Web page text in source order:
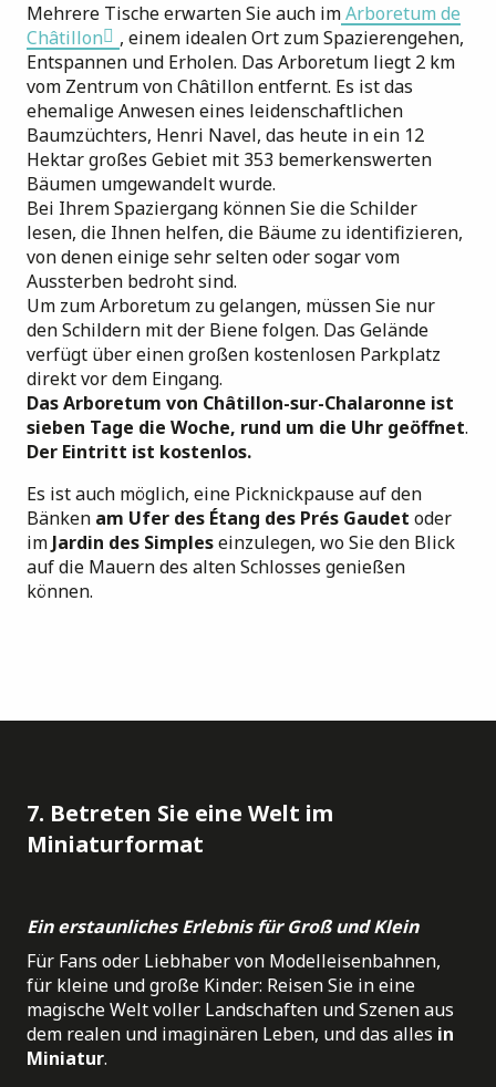
Mehrere Tische erwarten Sie auch imArboretum de
Châtillon
, einem idealen Ort zum Spazierengehen,
Entspannen und Erholen. Das Arboretum liegt 2 km
vom Zentrum von Châtillon entfernt. Es ist das
ehemalige Anwesen eines leidenschaftlichen
Baumzüchters, Henri Navel, das heute in ein 12
Hektar großes Gebiet mit 353 bemerkenswerten
Bäumen umgewandelt wurde.
Bei Ihrem Spaziergang können Sie die Schilder
lesen, die Ihnen helfen, die Bäume zu identifizieren,
von denen einige sehr selten oder sogar vom
Aussterben bedroht sind.
Um zum Arboretum zu gelangen, müssen Sie nur
den Schildern mit der Biene folgen. Das Gelände
verfügt über einen großen kostenlosen Parkplatz
direkt vor dem Eingang.
Das Arboretum von Châtillon-sur-Chalaronne ist
sieben Tage die Woche, rund um die Uhr geöffnet.
Der Eintritt ist kostenlos.
Es ist auch möglich, eine Picknickpause auf den
Bänken am Ufer des Étang des Prés Gaudet oder
imJardin des Simpleseinzulegen, wo Sie den Blick
auf die Mauern des alten Schlosses genießen
können.
7. Betreten Sie eine Welt im
Miniaturformat
Ein erstaunliches Erlebnis für Groß und Klein
Für Fans oder Liebhaber von Modelleisenbahnen,
für kleine und große Kinder: Reisen Sie in eine
magische Welt voller Landschaften und Szenen aus
dem realen und imaginären Leben, und das alles in
Miniatur.